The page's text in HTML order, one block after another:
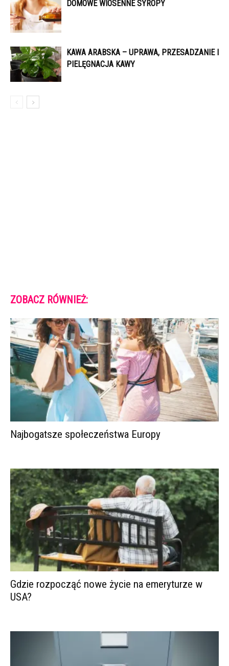
DOMOWE WIOSENNE SYROPY
KAWA ARABSKA – UPRAWA, PRZESADZANIE I
PIELĘGNACJA KAWY
ZOBACZ RÓWNIEŻ:
Najbogatsze społeczeństwa Europy
Gdzie rozpocząć nowe życie na emeryturze w
USA?